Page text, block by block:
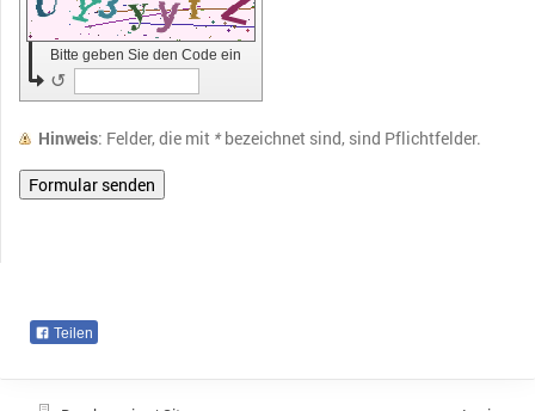
Bitte geben Sie den Code ein
↺
Hinweis : Felder, die mit *bezeichnet sind, sind Pflichtfelder.
Teilen